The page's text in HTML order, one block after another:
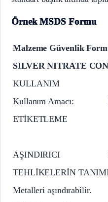
Örnek MSDS Formu
Malzeme Güvenlik
SILVER NITRATE
KULLANIM
Kullanım Amacı:
ETİKETLEME
AŞINDIRICI
TEHLİKELERİN
Metalleri aşındırabilir.